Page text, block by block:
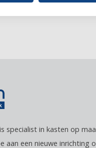
specialist in kasten op
aan een nieuwe inrichting